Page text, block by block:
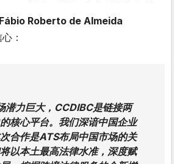
Roberto de Almeida
：
潜力巨大，CCDIBC是链接两
核心平台。我们深谙中国企业
合作是ATS布局中国市场的关
以本土最高法律水准，深度赋